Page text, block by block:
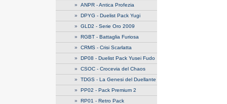
» ANPR - Antica Profezia
» DPYG - Duelist Pack Yugi
» GLD2 - Serie Oro 2009
» RGBT - Battaglia Furiosa
» CRMS - Crisi Scarlatta
» DP08 - Duelist Pack Yusei Fudo
» CSOC - Crocevia del Chaos
» TDGS - La Genesi del Duellante
» PP02 - Pack Premium 2
» RP01 - Retro Pack